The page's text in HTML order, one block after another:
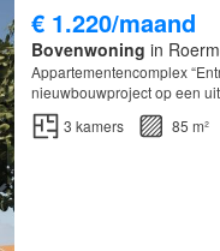
€ 1.220/maand
Bovenwoning in
Appartementencomplex
nieuwbouwproject op een
3 kamers 85 m²